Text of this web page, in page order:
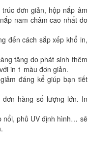
đơn giản, hộp nắp âm
nam châm cao nhất do
đến cách sắp xếp khổ in,
tăng do phát sinh thêm
in 1 màu đơn giản.
đáng kể giúp bạn tiết
hàng số lượng lớn. In
nổi, phủ UV định hình… sẽ